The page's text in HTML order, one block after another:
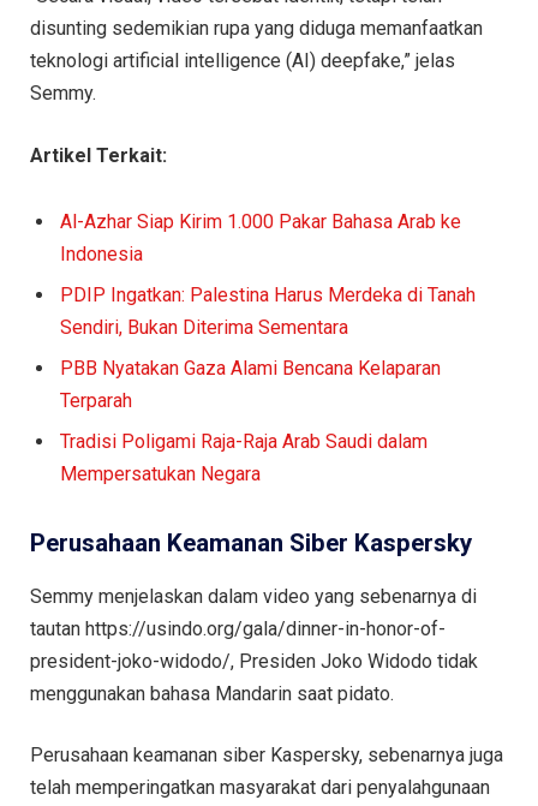
disunting sedemikian rupa yang diduga memanfaatkan
teknologi artificial intelligence (AI) deepfake,” jelas
Semmy.
Artikel Terkait:
Al-Azhar Siap Kirim 1.000 Pakar Bahasa Arab ke
Indonesia
PDIP Ingatkan: Palestina Harus Merdeka di Tanah
Sendiri, Bukan Diterima Sementara
PBB Nyatakan Gaza Alami Bencana Kelaparan
Terparah
Tradisi Poligami Raja-Raja Arab Saudi dalam
Mempersatukan Negara
Perusahaan Keamanan Siber Kaspersky
Semmy menjelaskan dalam video yang sebenarnya di
tautan https://usindo.org/gala/dinner-in-honor-of-
president-joko-widodo/, Presiden Joko Widodo tidak
menggunakan bahasa Mandarin saat pidato.
Perusahaan keamanan siber Kaspersky, sebenarnya juga
telah memperingatkan masyarakat dari penyalahgunaan